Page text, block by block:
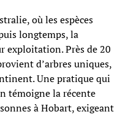
où les espèces
longtemps, la
exploitation. Près de 20
d’arbres uniques,
Une pratique qui
témoigne la récente
à Hobart, exigeant